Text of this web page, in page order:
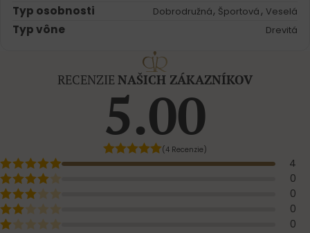
Typ osobnosti Dobrodružná, Športová , Veselá
Typ vône Drevitá
RECENZIE NAŠICH ZÁKAZNÍKOV
5.00
(4 Recenzie)
4
0
0
0
0